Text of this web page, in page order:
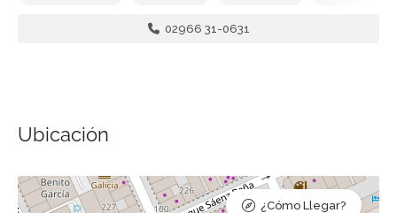
02966 31-0631
Ubicación
¿Cómo Llegar?